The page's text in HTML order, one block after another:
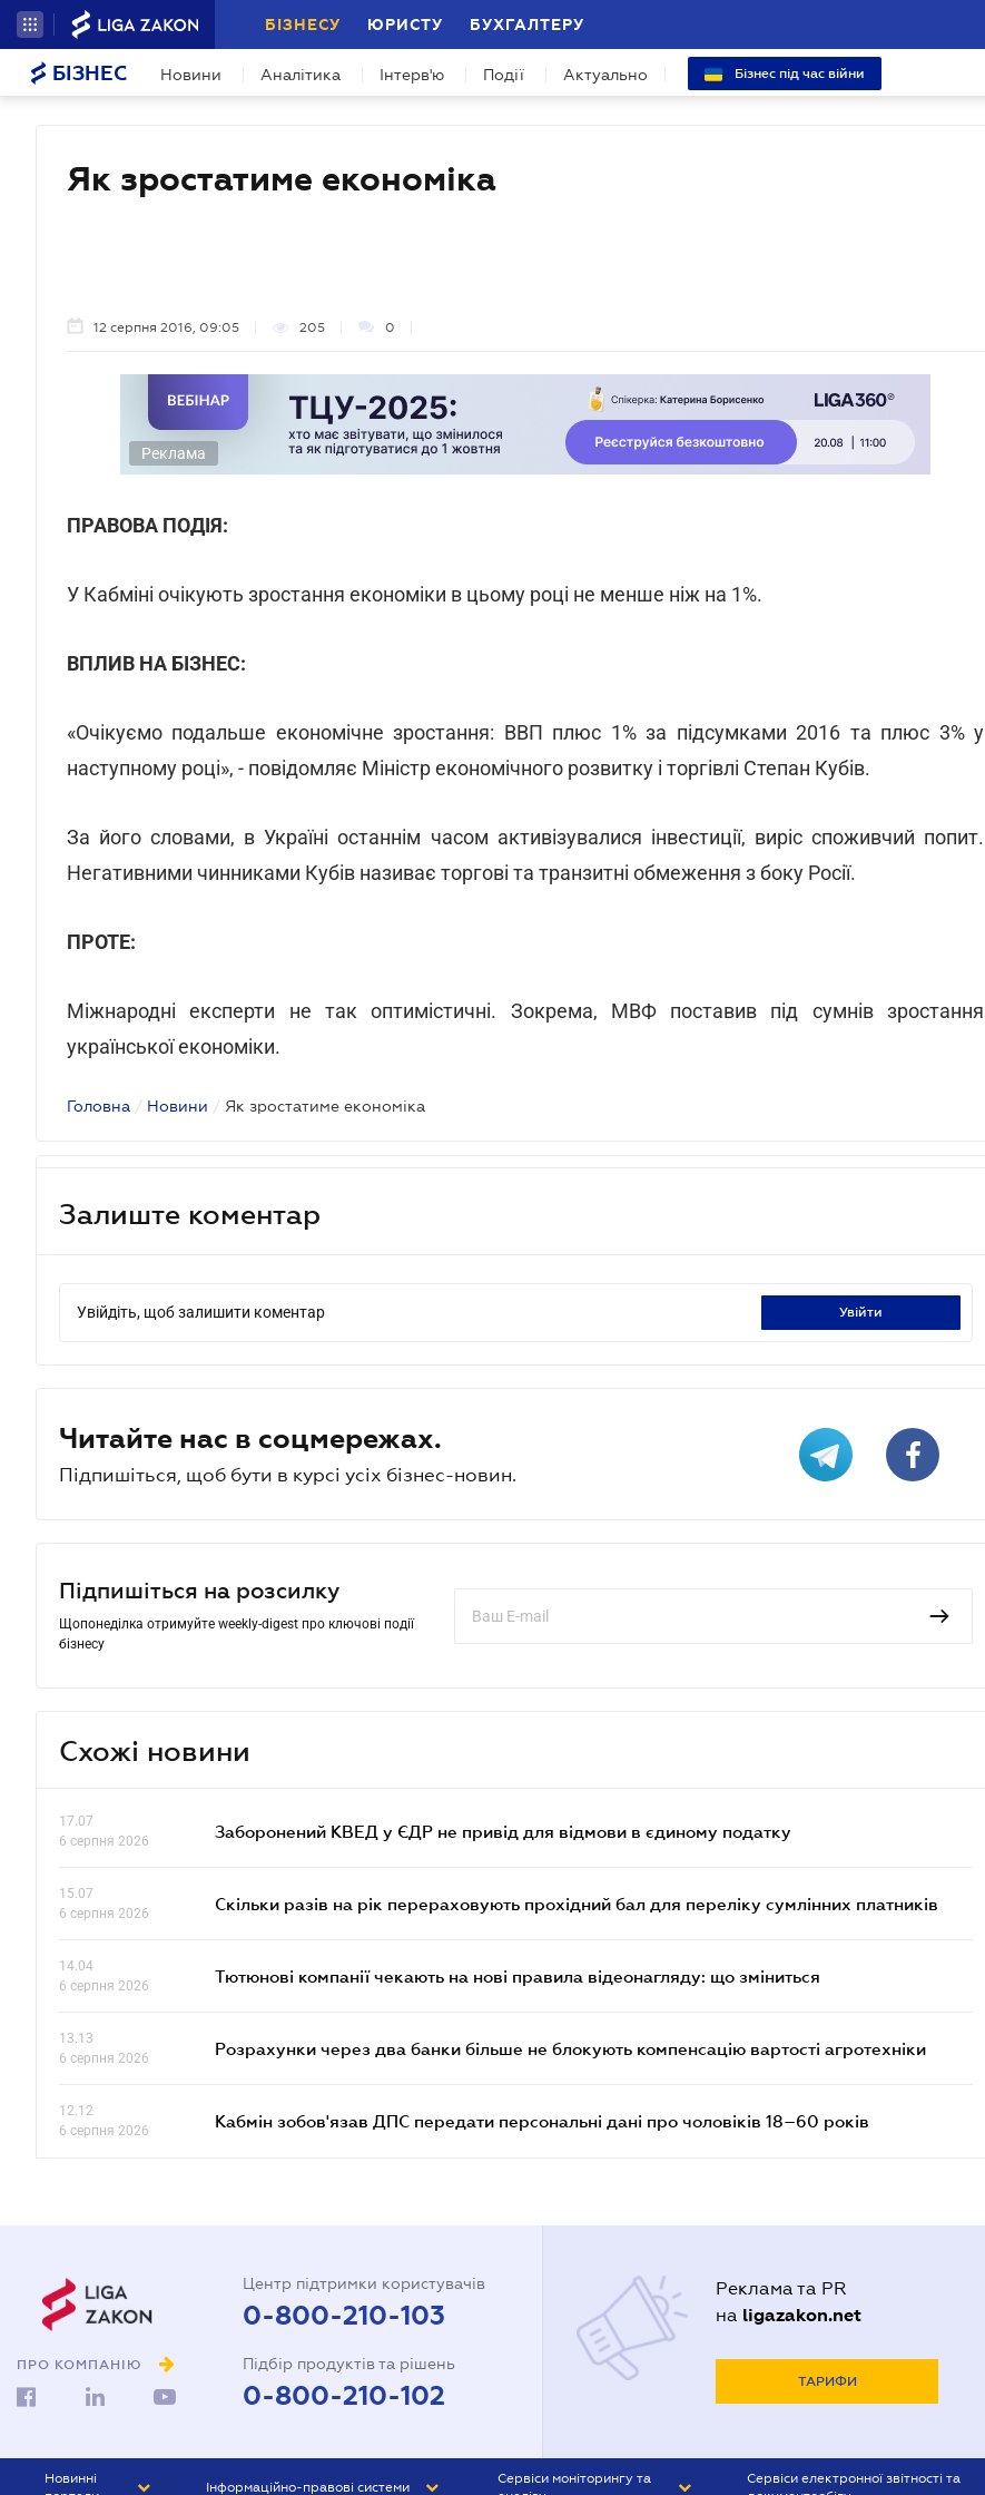
БІЗНЕСУ ЮРИСТУ БУХГАЛТЕРУ
БІЗНЕС Новини Аналітика Інтерв'ю Події Актуально Бізнес під час війни
Як зростатиме економіка
12 серпня 2016, 09:05 205 0
Реклама
ПРАВОВА ПОДІЯ:
У Кабміні очікують зростання економіки в цьому році не менше ніж на 1%.
ВПЛИВ НА БІЗНЕС:
«Очікуємо подальше економічне зростання: ВВП плюс 1% за підсумками 2016 та плюс 3% у
наступному році», - повідомляє Міністр економічного розвитку і торгівлі Степан Кубів.
За його словами, в Україні останнім часом активізувалися інвестиції, виріс споживчий попит.
Негативними чинниками Кубів називає торгові та транзитні обмеження з боку Росії.
ПРОТЕ:
Міжнародні експерти не так оптимістичні. Зокрема, МВФ поставив під сумнів зростання
української економіки.
Головна / Новини / Як зростатиме економіка
Залиште коментар
Увійдіть, щоб залишити коментар увійти
Читайте нас в соцмережах.
Підпишіться, щоб бути в курсі усіх бізнес-новин.
Підпишіться на розсилку
Щопонеділка отримуйте weekly-digest про ключові події
бізнесу
Схожі новини
17.07
6 серпня 2026
Заборонений КВЕД у ЄДР не привід для відмови в єдиному податку
15.07
6 серпня 2026
Скільки разів на рік перераховують прохідний бал для переліку сумлінних платників
14.04
6 серпня 2026
Тютюнові компанії чекають на нові правила відеонагляду: що зміниться
13.13
6 серпня 2026
Розрахунки через два банки більше не блокують компенсацію вартості агротехніки
12.12
6 серпня 2026
Кабмін зобов'язав ДПС передати персональні дані про чоловіків 18–60 років
ПРО КОМПАНІЮ
Центр підтримки користувачів
0-800-210-103
Підбір продуктів та рішень
0-800-210-102
Реклама та PR
на ligazakon.net
ТАРИФИ
Новинні
Інформаційно-правові системи
Сервіси моніторингу та
Сервіси електронної звітності та